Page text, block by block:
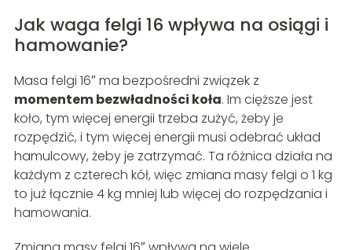
Jak waga felgi 16 wpływa na osiągi i
hamowanie?
Masa felgi 16″ ma bezpośredni związek z
momentem bezwładności koła. Im cięższe jest
koło, tym więcej energii trzeba zużyć, żeby je
rozpędzić, i tym więcej energii musi odebrać układ
hamulcowy, żeby je zatrzymać. Ta różnica działa na
każdym z czterech kół, więc zmiana masy felgi o 1 kg
to już łącznie 4 kg mniej lub więcej do rozpędzania i
hamowania.